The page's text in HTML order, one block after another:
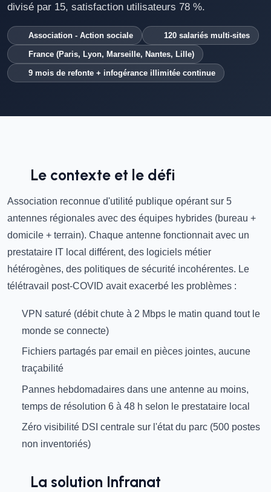
divisé par 15, satisfaction utilisateurs 78 %.
Association - Action sociale 120 salariés multi-sites
France (Paris, Lyon, Marseille, Nantes, Lille)
9 mois de refonte + infogérance illimitée continue
Le contexte et le défi
Association reconnue d'utilité publique opérant sur 5
antennes régionales avec des équipes hybrides (bureau +
domicile + terrain). Chaque antenne fonctionnait avec un
prestataire IT local différent, des logiciels métier
hétérogènes, des politiques de sécurité incohérentes. Le
télétravail post-COVID avait exacerbé les problèmes :
VPN saturé (débit chute à 2 Mbps le matin quand tout le
monde se connecte)
Fichiers partagés par email en pièces jointes, aucune
traçabilité
Pannes hebdomadaires dans une antenne au moins,
temps de résolution 6 à 48 h selon le prestataire local
Zéro visibilité DSI centrale sur l'état du parc (500 postes
non inventoriés)
La solution Infranat